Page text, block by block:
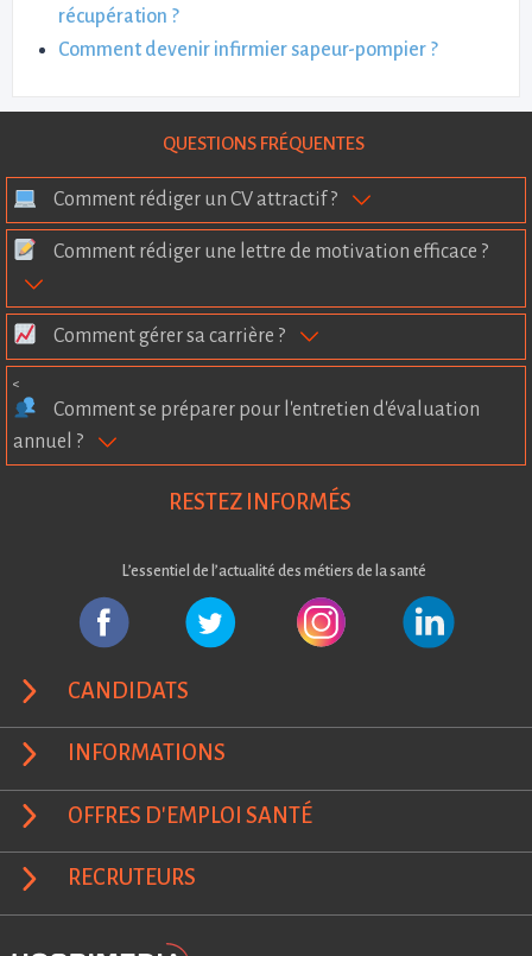
récupération ?
Comment devenir infirmier sapeur-pompier ?
QUESTIONS FRÉQUENTES
Comment rédiger un CV attractif ?
Comment rédiger une lettre de motivation efficace ?
Comment gérer sa carrière ?
<
Comment se préparer pour l'entretien d'évaluation
annuel ?
RESTEZ INFORMÉS
L’essentiel de l’actualité des métiers de la santé
CANDIDATS
INFORMATIONS
OFFRES D'EMPLOI SANTÉ
RECRUTEURS